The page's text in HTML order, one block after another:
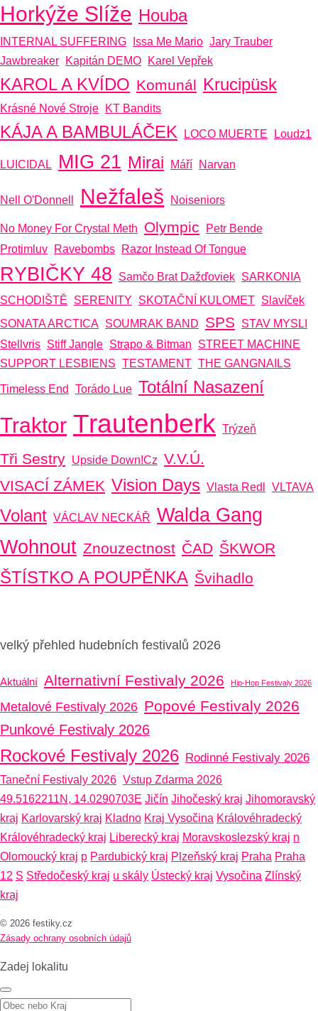
Horkýže Slíže Houba
INTERNAL SUFFERING Issa Me Mario Jary Trauber
Jawbreaker
Kapitán DEMO Karel Vepřek
KAROL A KVÍDO Komunál Krucipüsk
Krásné Nové Stroje KT Bandits
KÁJA A BAMBULÁČEK LOCO MUERTE Loudz1
LUICIDAL MIG 21 Mirai Máří Narvan
Nell O'Donnell Nežfaleš Noiseniors
No Money For Crystal Meth Olympic
Petr Bende
Protimluv
Ravebombs Razor Instead Of Tongue
RYBIČKY 48 Samčo Brat Dažďoviek SARKONIA
SCHODIŠTĚ
SERENITY SKOTAČNÍ KULOMET Slavíček
SONATA ARCTICA SOUMRAK BAND SPS
STAV MYSLI
Stellvris Stiff Jangle Strapo & Bitman
STREET MACHINE
SUPPORT LESBIENS TESTAMENT THE GANGNAILS
Timeless End Torádo Lue Totální Nasazení
Traktor Trautenberk Trýzeň
Tři Sestry Upside Down!cz V.V.Ú.
VISACÍ ZÁMEK Vision Days Vlasta Redl VLTAVA
Volant VÁCLAV NECKÁŘ Walda Gang
Wohnout Znouzectnost ČAD ŠKWOR
ŠTÍSTKO A POUPĚNKA Švihadlo
velký přehled hudebních festivalů 2026
Aktuální Alternativní Festivaly 2026 Hip-Hop Festivaly 2026
Metalové Festivaly 2026 Popové Festivaly 2026
Punkové Festivaly 2026
Rockové Festivaly 2026 Rodinné Festivaly 2026
Taneční Festivaly 2026 Vstup Zdarma 2026
49.5162211N, 14.0290703E Jičín Jihočeský kraj Jihomoravský
kraj Karlovarský kraj Kladno Kraj Vysočina Královéhradecký
Královéhradecký kraj Liberecký kraj Moravskoslezský kraj n
Olomoucký kraj p Pardubický kraj Plzeňský kraj Praha Praha
12 S Středočeský kraj u skály Ústecký kraj Vysočina Zlínský
kraj
© 2026 festiky.cz
Zásady ochrany osobních údajů
Zadej lokalitu
Zadej lokalitu